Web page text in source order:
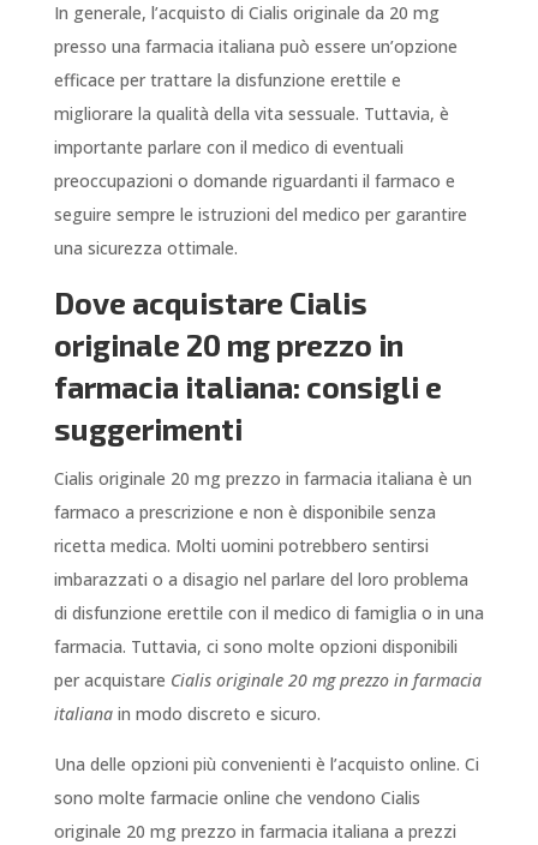
In generale, l’acquisto di Cialis originale da 20 mg
presso una farmacia italiana può essere un’opzione
efficace per trattare la disfunzione erettile e
migliorare la qualità della vita sessuale. Tuttavia, è
importante parlare con il medico di eventuali
preoccupazioni o domande riguardanti il farmaco e
seguire sempre le istruzioni del medico per garantire
una sicurezza ottimale.
Dove acquistare Cialis
originale 20 mg prezzo in
farmacia italiana: consigli e
suggerimenti
Cialis originale 20 mg prezzo in farmacia italiana è un
farmaco a prescrizione e non è disponibile senza
ricetta medica. Molti uomini potrebbero sentirsi
imbarazzati o a disagio nel parlare del loro problema
di disfunzione erettile con il medico di famiglia o in una
farmacia. Tuttavia, ci sono molte opzioni disponibili
per acquistare Cialis originale 20 mg prezzo in farmacia
italianain modo discreto e sicuro.
Una delle opzioni più convenienti è l’acquisto online. Ci
sono molte farmacie online che vendono Cialis
originale 20 mg prezzo in farmacia italiana a prezzi